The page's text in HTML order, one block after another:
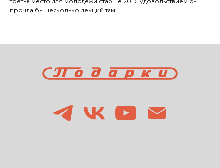
прочла бы несколько лекций там.